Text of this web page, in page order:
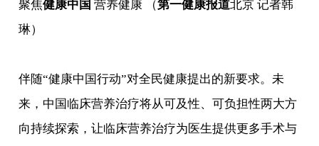
聚焦健康中国营养健康 （第一健康报道北京 记者韩
琳）
伴随“健康中国行动”对全民健康提出的新要求。未
来，中国临床营养治疗将从可及性、可负担性两大方
向持续探索，让临床营养治疗为医生提供更多手术与